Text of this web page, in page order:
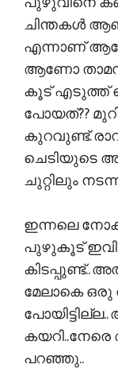
ചിന്തകൾ
എന്നാണ്
ആണോ
കൂട് എടുത്ത്
പോയത്??
കുറവുണ്ട്.
ചെടിയുടെ
ചുറ്റിലും
ഇന്നലെ
പുഴുകൂട്
കിടപ്പുണ്ട്..
മേലാകെ
പറഞ്ഞു..